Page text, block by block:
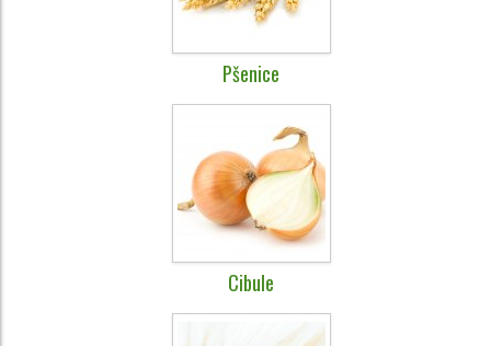
Pšenice
Cibule